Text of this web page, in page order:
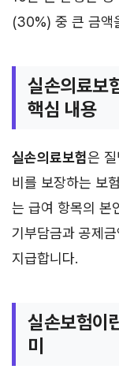
(30%) 중 큰 금액
실손의료보
핵심 내용
실손의료보험은
비를 보장하는 보
는 급여 항목의 본
기부담금과 공제
지급합니다.
실손보험이
미